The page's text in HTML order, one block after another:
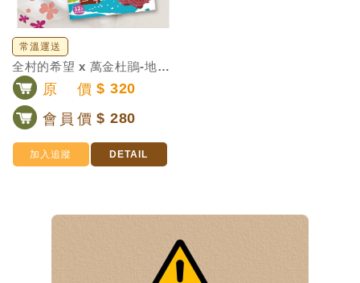
常溫運送
全村的希望 x 萬金杜鵑-地瓜糕
原價 $ 320
會員價 $ 280
加入追蹤 DETAIL